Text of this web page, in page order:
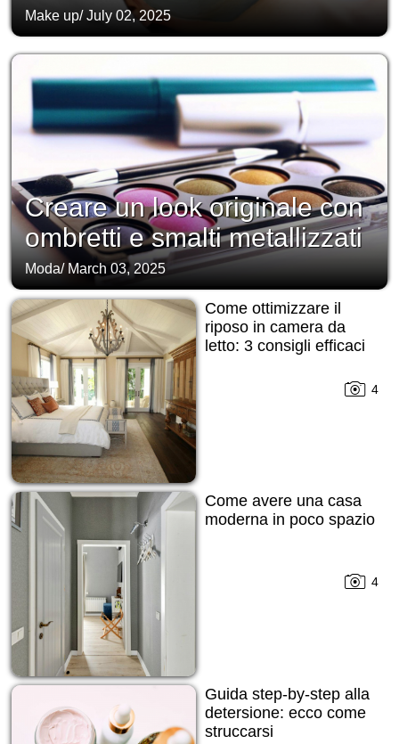
Make up/July 02, 2025
Creare un look originale con
ombretti e smalti metallizzati
Moda/ March 03, 2025
Come ottimizzare il
riposo in camera da
letto: 3 consigli efficaci
4
Come avere una casa
moderna in poco spazio
4
Guida step-by-step alla
detersione: ecco come
struccarsi